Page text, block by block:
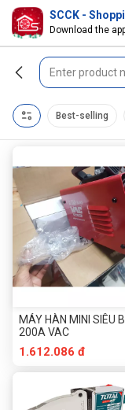
Best-selling
MÁY HÀN MINI SIÊU
200A VAC
1.612.086 đ
SCCK -
Download the